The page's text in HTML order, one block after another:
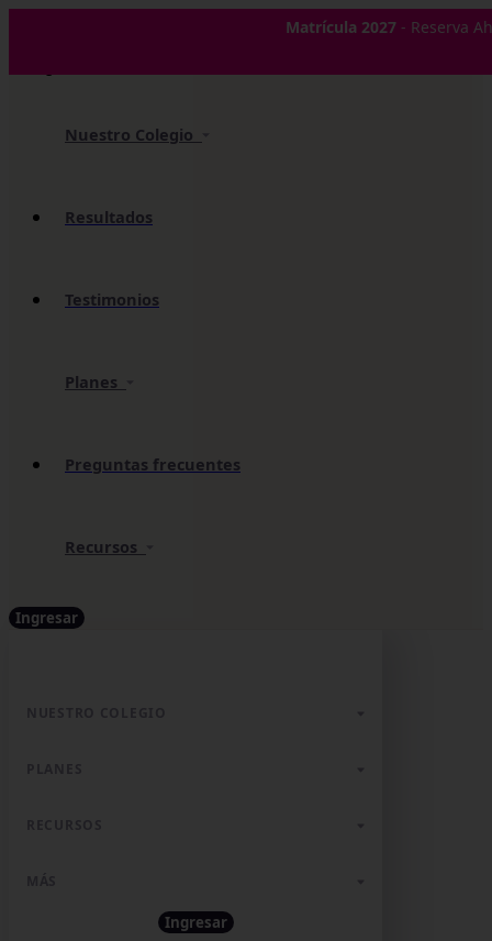
Matrícula 2027- Reserva
Nuestro Colegio
Resultados
Testimonios
Planes
Preguntas frecuentes
Recursos
Ingresar
✕
Ingresar